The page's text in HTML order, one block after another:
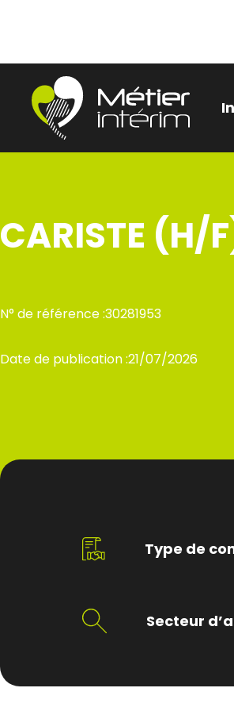
CARISTE (H/
N° de référence :30281953
Date de publication :21/07/2026
Type de
Secteur